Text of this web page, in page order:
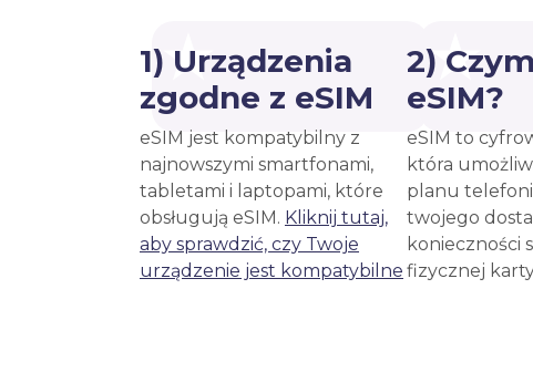
1) Urządzenia
zgodne z eSIM
eSIM jest kompatybilny z
najnowszymi smartfonami,
tabletami i laptopami, które
obsługują eSIM. Kliknij tutaj,
aby sprawdzić, czy Twoje
urządzenie jest kompatybilne
2)
eSIM?
eSIM to
która
planu
twojego
konieczności
fizycznej